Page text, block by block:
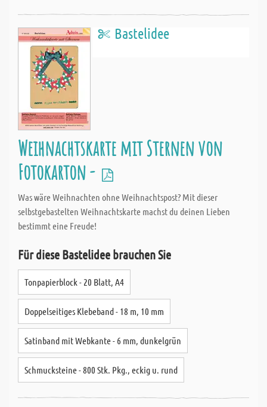
Bastelidee
Weihnachtskarte mit Sternen von
Fotokarton -
Was wäre Weihnachten ohne Weihnachtspost? Mit dieser
selbstgebastelten Weihnachtskarte machst du deinen Lieben
bestimmt eine Freude!
Für diese Bastelidee brauchen Sie
Tonpapierblock - 20 Blatt, A4
Doppelseitiges Klebeband - 18 m, 10 mm
Satinband mit Webkante - 6 mm, dunkelgrün
Schmucksteine - 800 Stk. Pkg., eckig u. rund